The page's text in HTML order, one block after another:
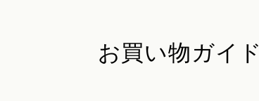
お買い物ガイド